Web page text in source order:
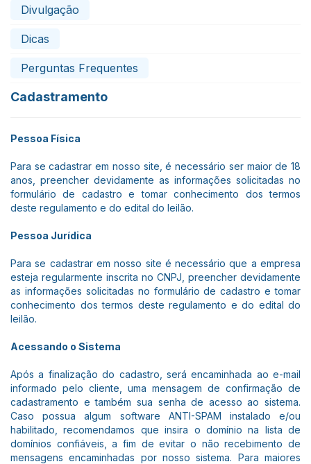
Divulgação
Dicas
Perguntas Frequentes
Cadastramento
Pessoa Física
Para se cadastrar em nosso site, é necessário ser maior de 18
anos, preencher devidamente as informações solicitadas no
formulário de cadastro e tomar conhecimento dos termos
deste regulamento e do edital do leilão.
Pessoa Jurídica
Para se cadastrar em nosso site é necessário que a empresa
esteja regularmente inscrita no CNPJ, preencher devidamente
as informações solicitadas no formulário de cadastro e tomar
conhecimento dos termos deste regulamento e do edital do
leilão.
Acessando o Sistema
Após a finalização do cadastro, será encaminhada ao e-mail
informado pelo cliente, uma mensagem de confirmação de
cadastramento e também sua senha de acesso ao sistema.
Caso possua algum software ANTI-SPAM instalado e/ou
habilitado, recomendamos que insira o domínio na lista de
domínios confiáveis, a fim de evitar o não recebimento de
mensagens encaminhadas por nosso sistema. Para maiores